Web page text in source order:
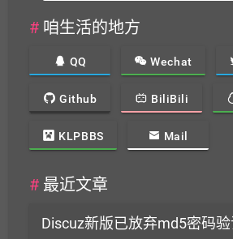
# 咱生活的地方
QQ Wechat
Github BiliBili
KLPBBS Mail
# 最近文章
Discuz新版已放弃md5密码